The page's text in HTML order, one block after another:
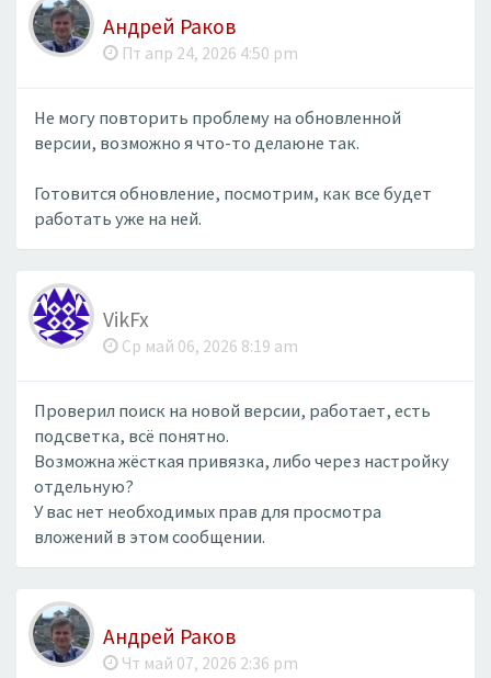
Андрей Раков
Пт апр 24, 2026 4:50 pm
Не могу повторить проблему на обновленной
версии, возможно я что-то делаюне так.
Готовится обновление, посмотрим, как все будет
работать уже на ней.
VikFx
Ср май 06, 2026 8:19 am
Проверил поиск на новой версии, работает, есть
подсветка, всё понятно.
Возможна жёсткая привязка, либо через настройку
отдельную?
У вас нет необходимых прав для просмотра
вложений в этом сообщении.
Андрей Раков
Чт май 07, 2026 2:36 pm